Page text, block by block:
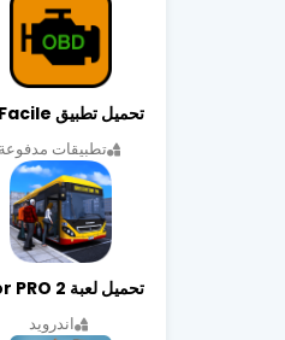
تطبيقات مدفوعة
اندرويد